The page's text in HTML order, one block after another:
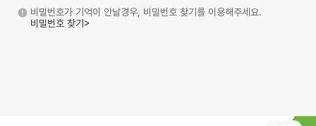
비밀번호가 기억이 안날경우, 비밀번호 찾기를 이용해주세요.
비밀번호 찾기>